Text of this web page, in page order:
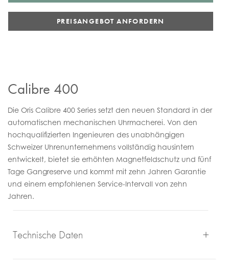
PREISANGEBOT ANFORDERN
Calibre 400
Die Oris Calibre 400 Series setzt den neuen Standard in der
automatischen mechanischen Uhrmacherei. Von den
hochqualifizierten Ingenieuren des unabhängigen
Schweizer Uhrenunternehmens vollständig hausintern
entwickelt, bietet sie erhöhten Magnetfeldschutz und fünf
Tage Gangreserve und kommt mit zehn Jahren Garantie
und einem empfohlenen Service-Intervall von zehn
Jahren.
Technische Daten